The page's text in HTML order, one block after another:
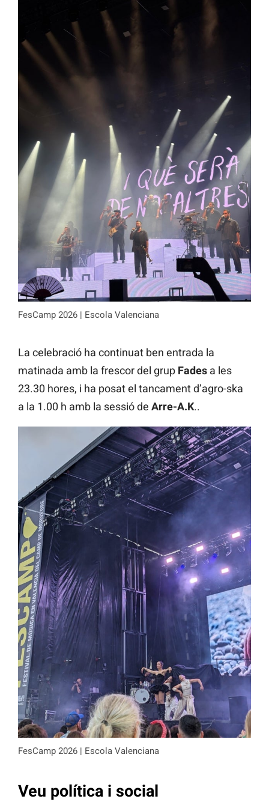
FesCamp 2026 | Escola Valenciana
La celebració ha continuat ben entrada la
matinada amb la frescor del grup Fades a les
23.30 hores, i ha posat el tancament d’agro-ska
a la 1.00 h amb la sessió de Arre-A.K..
FesCamp 2026 | Escola Valenciana
Veu política i social